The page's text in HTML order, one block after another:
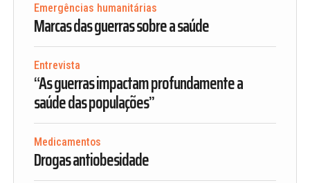
Emergências humanitárias
Marcas das guerras sobre a saúde
Entrevista
“As guerras impactam profundamente a
saúde das populações”
Medicamentos
Drogas antiobesidade